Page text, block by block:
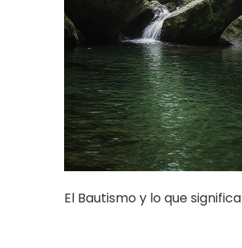
El Bautismo y lo que significa